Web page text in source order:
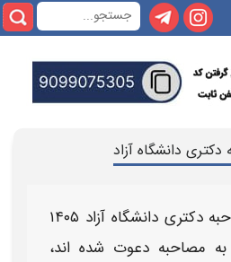
دانشگاه آزاد
دانشگاه آزاد ۱۴۰۵
مصاحبه دعوت شده‌ اند،